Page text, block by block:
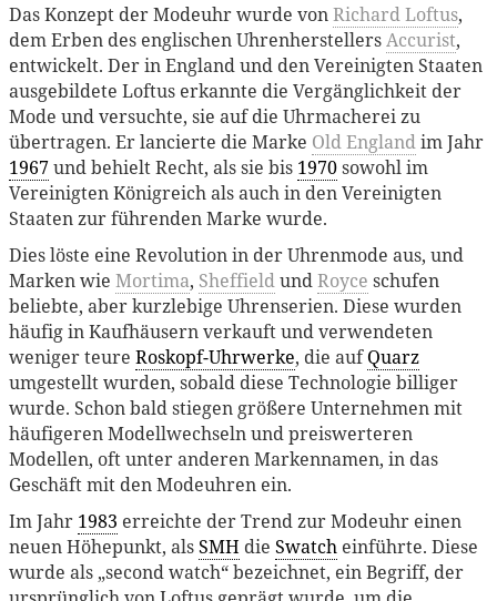
Das Konzept der Modeuhr wurde vonRichard Loftus,
dem Erben des englischen UhrenherstellersAccurist,
entwickelt. Der in England und den Vereinigten Staaten
ausgebildete Loftus erkannte die Vergänglichkeit der
Mode und versuchte, sie auf die Uhrmacherei zu
übertragen. Er lancierte die Marke Old Englandim Jahr
1967und behielt Recht, als sie bis 1970sowohl im
Vereinigten Königreich als auch in den Vereinigten
Staaten zur führenden Marke wurde.
Dies löste eine Revolution in der Uhrenmode aus, und
Marken wie Mortima, SheffieldundRoyce schufen
beliebte, aber kurzlebige Uhrenserien. Diese wurden
häufig in Kaufhäusern verkauft und verwendeten
weniger teure Roskopf-Uhrwerke, die aufQuarz
umgestellt wurden, sobald diese Technologie billiger
wurde. Schon bald stiegen größere Unternehmen mit
häufigeren Modellwechseln und preiswerteren
Modellen, oft unter anderen Markennamen, in das
Geschäft mit den Modeuhren ein.
Im Jahr 1983 erreichte der Trend zur Modeuhr einen
neuen Höhepunkt, alsSMH die Swatch einführte. Diese
wurde als „second watch“ bezeichnet, ein Begriff, der